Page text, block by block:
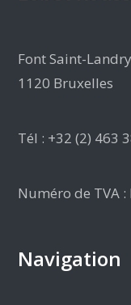
Font Saint-
1120 Bruxelles
Tél : +32 (2) 463
Numéro de TVA :
Navigation